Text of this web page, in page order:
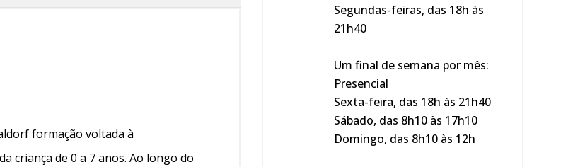
formação voltada à
criança de 0 a 7 anos. Ao longo do
Segundas-feiras, das 18h às
21h40
Um final de semana por mês:
Presencial
Sexta-feira, das 18h às 21h40
Sábado, das 8h10 às 17h10
Domingo, das 8h10 às 12h